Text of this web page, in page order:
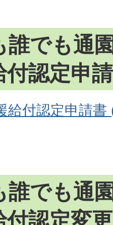
誰でも通
付認定申
給付認定申請
誰でも通
付認定変